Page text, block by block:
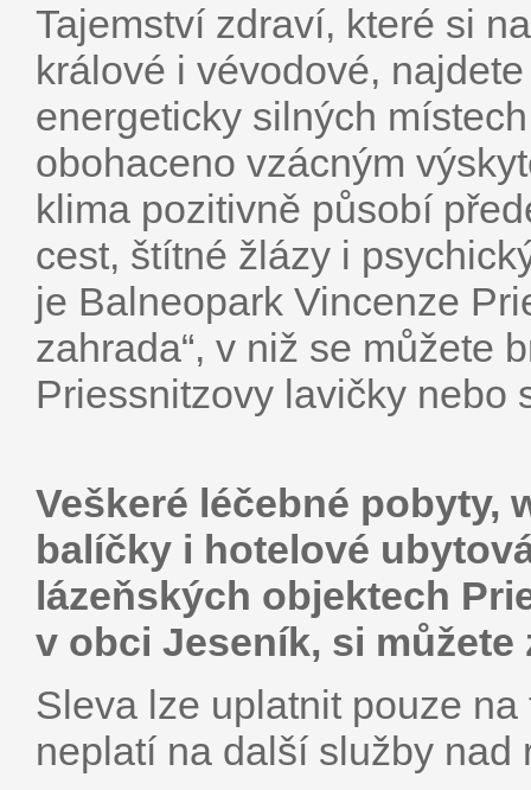
Tajemství zdraví, které si
králové i vévodové,
energeticky silných
obohaceno vzácným
klima pozitivně působí
cest, štítné žlázy i
je Balneopark Vincenze
zahrada“, v niž se můžete
Priessnitzovy lavičky nebo
Veškeré léčebné pobyty,
balíčky i hotelové
lázeňských objektech
v obci Jeseník, si můžete
Sleva lze uplatnit pouze
neplatí na další služby nad